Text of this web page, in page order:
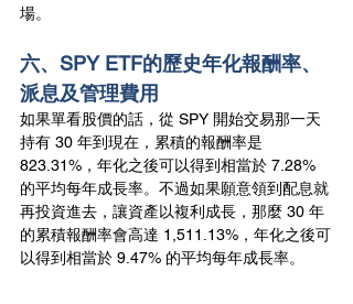
場。
六、SPY ETF的歷史年化報酬率、
派息及管理費用
如果單看股價的話，從 SPY 開始交易那一天
持有 30 年到現在，累積的報酬率是
823.31%，年化之後可以得到相當於 7.28%
的平均每年成長率。不過如果願意領到配息就
再投資進去，讓資產以複利成長，那麼 30 年
的累積報酬率會高達 1,511.13%，年化之後可
以得到相當於 9.47% 的平均每年成長率。